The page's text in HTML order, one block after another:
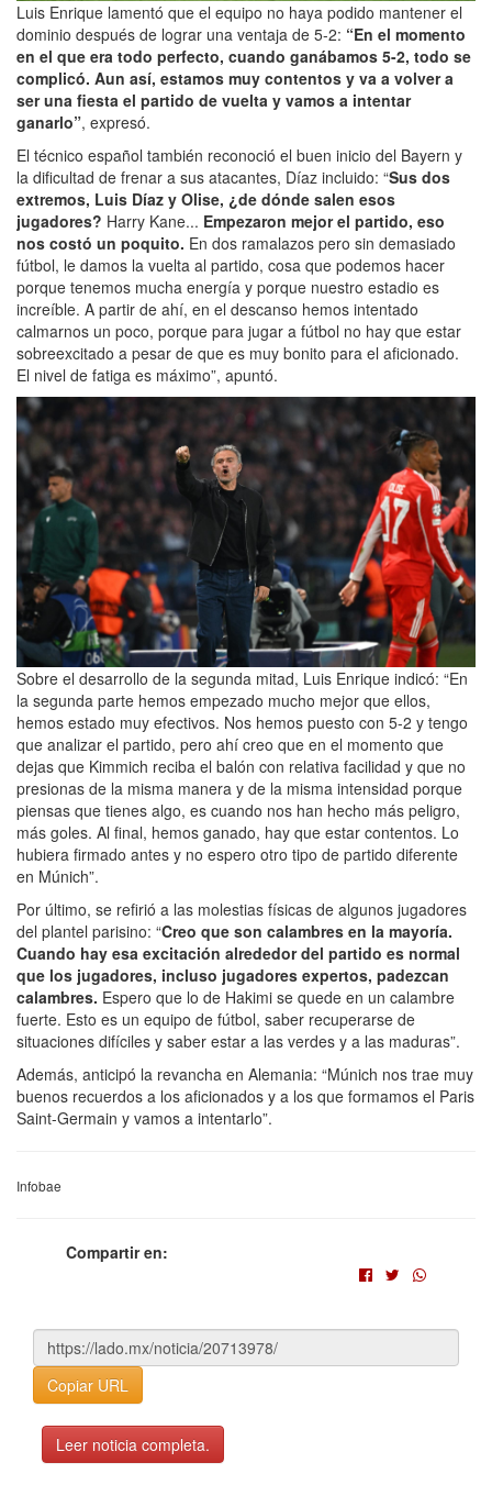
Luis Enrique lamentó que el equipo no haya podido mantener el
dominio después de lograr una ventaja de 5-2: “En el momento
en el que era todo perfecto, cuando ganábamos 5-2, todo se
complicó. Aun así, estamos muy contentos y va a volver a
ser una fiesta el partido de vuelta y vamos a intentar
ganarlo”, expresó.
El técnico español también reconoció el buen inicio del Bayern y
la dificultad de frenar a sus atacantes, Díaz incluido: “Sus dos
extremos, Luis Díaz y Olise, ¿de dónde salen esos
jugadores? Harry Kane... Empezaron mejor el partido, eso
nos costó un poquito. En dos ramalazos pero sin demasiado
fútbol, le damos la vuelta al partido, cosa que podemos hacer
porque tenemos mucha energía y porque nuestro estadio es
increíble. A partir de ahí, en el descanso hemos intentado
calmarnos un poco, porque para jugar a fútbol no hay que estar
sobreexcitado a pesar de que es muy bonito para el aficionado.
El nivel de fatiga es máximo”, apuntó.
Sobre el desarrollo de la segunda mitad, Luis Enrique indicó: “En
la segunda parte hemos empezado mucho mejor que ellos,
hemos estado muy efectivos. Nos hemos puesto con 5-2 y tengo
que analizar el partido, pero ahí creo que en el momento que
dejas que Kimmich reciba el balón con relativa facilidad y que no
presionas de la misma manera y de la misma intensidad porque
piensas que tienes algo, es cuando nos han hecho más peligro,
más goles. Al final, hemos ganado, hay que estar contentos. Lo
hubiera firmado antes y no espero otro tipo de partido diferente
en Múnich”.
Por último, se refirió a las molestias físicas de algunos jugadores
del plantel parisino: “Creo que son calambres en la mayoría.
Cuando hay esa excitación alrededor del partido es normal
que los jugadores, incluso jugadores expertos, padezcan
calambres. Espero que lo de Hakimi se quede en un calambre
fuerte. Esto es un equipo de fútbol, saber recuperarse de
situaciones difíciles y saber estar a las verdes y a las maduras”.
Además, anticipó la revancha en Alemania: “Múnich nos trae muy
buenos recuerdos a los aficionados y a los que formamos el Paris
Saint-Germain y vamos a intentarlo”.
Infobae
Compartir en:
Copiar URL
Leer noticia completa.